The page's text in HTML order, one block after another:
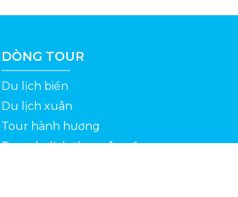
DÒNG TOUR
Du lịch biển
Du lịch xuân
Tour hành hương
Tour du lịch theo yêu cầu